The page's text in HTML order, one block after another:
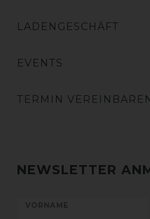
LADENGESCHÄFT
EVENTS
TERMIN
NEWSLETTER
VORNAME